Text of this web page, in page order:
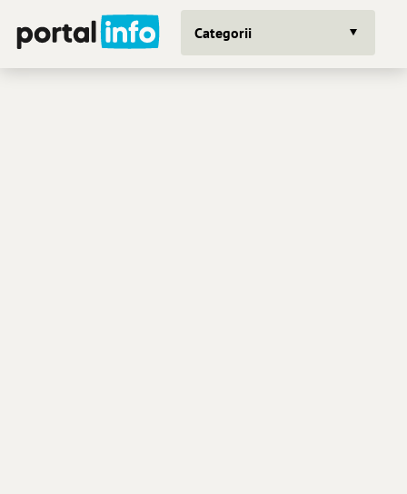
Categorii